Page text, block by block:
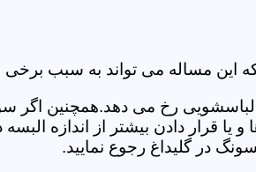
این مساله می تواند به سبب برخی
لباسشویی رخ می دهد.همچنین اگر
قرار دادن بیشتر از اندازه
در گلیداغ رجوع نمایید.